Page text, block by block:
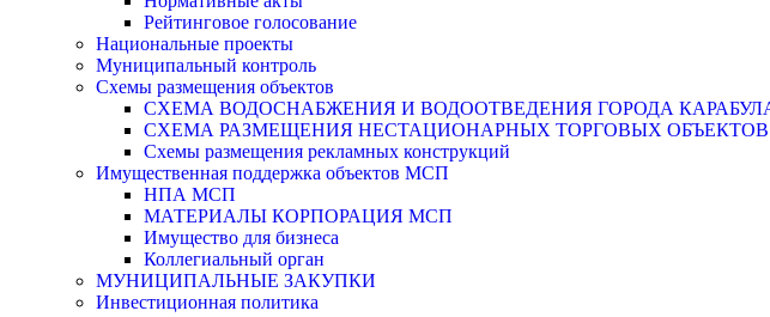
Рейтинговое голосование
Национальные проекты
Муниципальный контроль
Схемы размещения объектов
СХЕМА ВОДОСНАБЖЕНИЯ И ВОДООТВЕДЕНИЯ ГОРОДА
СХЕМА РАЗМЕЩЕНИЯ НЕСТАЦИОНАРНЫХ ТОРГОВЫХ ОБЪЕКТОВ
Схемы размещения рекламных конструкций
Имущественная поддержка объектов МСП
НПА МСП
МАТЕРИАЛЫ КОРПОРАЦИЯ МСП
Имущество для бизнеса
Коллегиальный орган
МУНИЦИПАЛЬНЫЕ ЗАКУПКИ
Инвестиционная политика